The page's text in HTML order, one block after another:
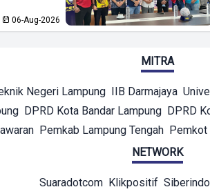
06-Aug-2026
MITRA
Negeri Lampung IIB Darmajaya
DPRD Kota Bandar Lampung DPRD
Pemkab Lampung Tengah
NETWORK
Suaradotcom Klikpositif Siberindo